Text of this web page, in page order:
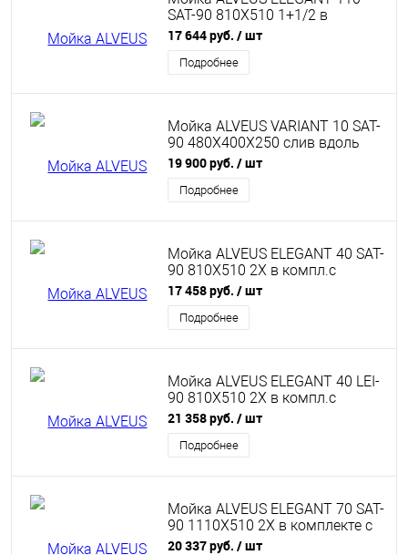
SAT-90 810X510 1+1/2 в
компл.с сифоном 1130555
17 644 руб. / шт
Подробнее
Мойка ALVEUS VARIANT 10 SAT-
90 480X400X250 слив вдоль
длинной стороны в комп. с
сифоном 1102384
19 900 руб. / шт
Подробнее
Мойка ALVEUS ELEGANT 40 SAT-
90 810X510 2X в компл.с
сифоном 1130555
17 458 руб. / шт
Подробнее
Мойка ALVEUS ELEGANT 40 LEI-
90 810X510 2X в компл.с
сифоном 1130555
21 358 руб. / шт
Подробнее
Мойка ALVEUS ELEGANT 70 SAT-
90 1110X510 2X в комплекте с
сифоном 1130555
20 337 руб. / шт